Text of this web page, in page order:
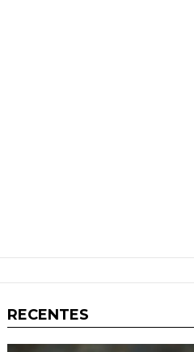
RECENTES